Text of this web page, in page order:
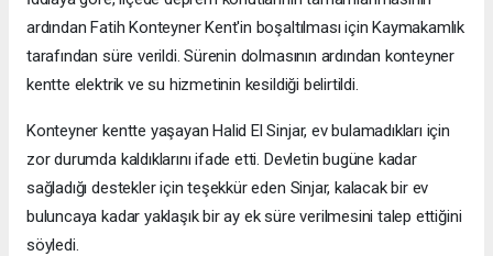
ardından Fatih Konteyner Kent'in boşaltılması için Kaymakamlık
tarafından süre verildi. Sürenin dolmasının ardından konteyner
kentte elektrik ve su hizmetinin kesildiği belirtildi.
Konteyner kentte yaşayan Halid El Sinjar, ev bulamadıkları için
zor durumda kaldıklarını ifade etti. Devletin bugüne kadar
sağladığı destekler için teşekkür eden Sinjar, kalacak bir ev
buluncaya kadar yaklaşık bir ay ek süre verilmesini talep ettiğini
söyledi.